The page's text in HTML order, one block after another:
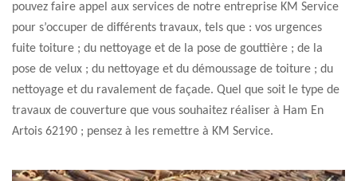
pouvez faire appel aux services de notre entreprise KM Service
pour s’occuper de différents travaux, tels que : vos urgences
fuite toiture ; du nettoyage et de la pose de gouttière ; de la
pose de velux ; du nettoyage et du démoussage de toiture ; du
nettoyage et du ravalement de façade. Quel que soit le type de
travaux de couverture que vous souhaitez réaliser à Ham En
Artois 62190 ; pensez à les remettre à KM Service.